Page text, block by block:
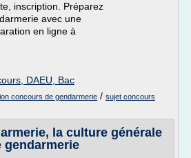
inscription. Préparez
avec une
en ligne à
DAEU, Bac
concours de gendarmerie / sujet concours
la culture générale
gendarmerie